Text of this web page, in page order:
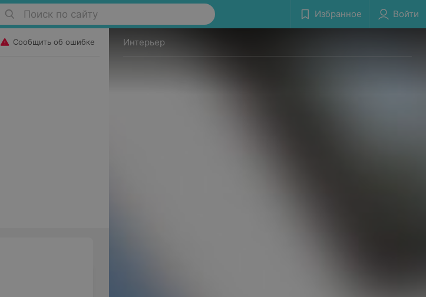
Поиск по сайту Избранное Войти
Сообщить об ошибке Интерьер